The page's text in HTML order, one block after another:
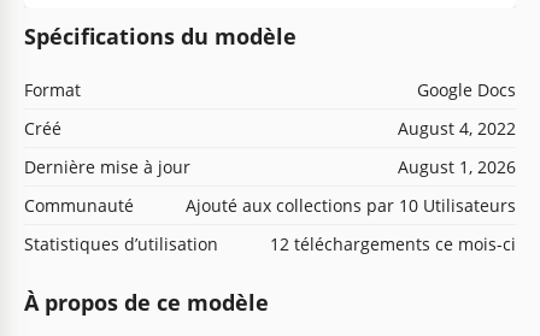
Spécifications du modèle
Format
Google Docs
Créé
August 4, 2022
Dernière mise à jour
August 1, 2026
Communauté
Ajouté aux collections par 10 Utilisateurs
Statistiques d’utilisation
12 téléchargements ce mois-ci
À propos de ce modèle